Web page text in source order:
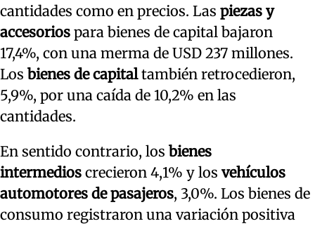
cantidades como en precios. Las piezas y
accesorios para bienes de capital bajaron
17,4%, con una merma de USD 237 millones.
Los bienes de capitaltambién retrocedieron,
5,9%, por una caída de 10,2% en las
cantidades.
En sentido contrario, los bienes
intermedios crecieron 4,1% y los vehículos
automotores de pasajeros, 3,0%. Los bienes de
consumo registraron una variación positiva